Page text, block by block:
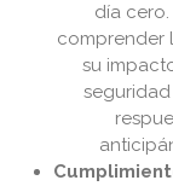
día
comprender
su